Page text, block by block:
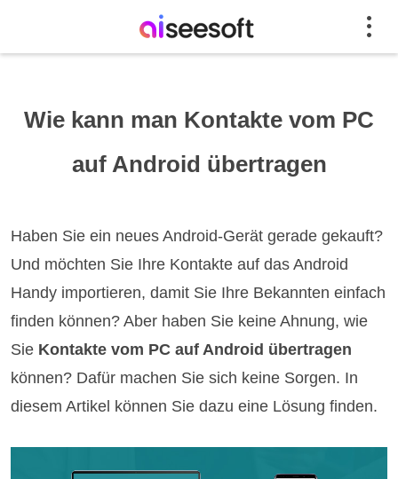
Wie kann man Kontakte vom PC
auf Android übertragen
Haben Sie ein neues Android-Gerät gerade gekauft?
Und möchten Sie Ihre Kontakte auf das Android
Handy importieren, damit Sie Ihre Bekannten einfach
finden können? Aber haben Sie keine Ahnung, wie
Sie Kontakte vom PC auf Android übertragen
können? Dafür machen Sie sich keine Sorgen. In
diesem Artikel können Sie dazu eine Lösung finden.